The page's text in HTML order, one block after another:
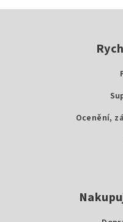
Ocenění,